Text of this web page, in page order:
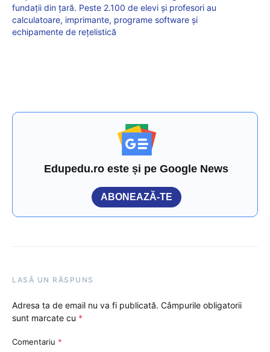
fundații din țară. Peste 2.100 de elevi și profesori au
calculatoare, imprimante, programe software și
echipamente de rețelistică
Edupedu.ro este și pe Google News
ABONEAZĂ-TE
LASĂ UN RĂSPUNS
Adresa ta de email nu va fi publicată. Câmpurile obligatorii
sunt marcate cu *
Comentariu *